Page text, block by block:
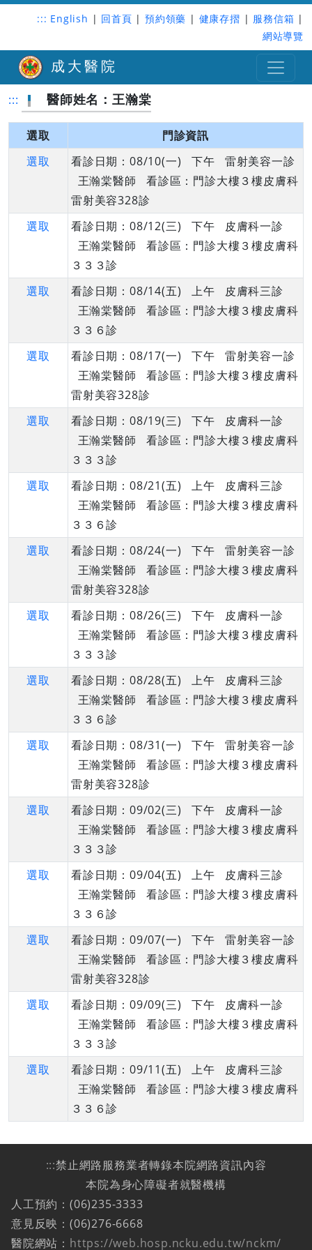
::: English | 回首頁 | 預約領藥 | 健康存摺 | 服務信箱 |
網站導覽
成大醫院
::: 醫師姓名：王瀚棠
選取
門診資訊
選取
看診日期：08/10(一) 下午 雷射美容一診
王瀚棠醫師 看診區：門診大樓３樓皮膚科
雷射美容328診
選取
看診日期：08/12(三) 下午 皮膚科一診
王瀚棠醫師 看診區：門診大樓３樓皮膚科
３３３診
選取
看診日期：08/14(五) 上午 皮膚科三診
王瀚棠醫師 看診區：門診大樓３樓皮膚科
３３６診
選取
看診日期：08/17(一) 下午 雷射美容一診
王瀚棠醫師 看診區：門診大樓３樓皮膚科
雷射美容328診
選取
看診日期：08/19(三) 下午 皮膚科一診
王瀚棠醫師 看診區：門診大樓３樓皮膚科
３３３診
選取
看診日期：08/21(五) 上午 皮膚科三診
王瀚棠醫師 看診區：門診大樓３樓皮膚科
３３６診
選取
看診日期：08/24(一) 下午 雷射美容一診
王瀚棠醫師 看診區：門診大樓３樓皮膚科
雷射美容328診
選取
看診日期：08/26(三) 下午 皮膚科一診
王瀚棠醫師 看診區：門診大樓３樓皮膚科
３３３診
選取
看診日期：08/28(五) 上午 皮膚科三診
王瀚棠醫師 看診區：門診大樓３樓皮膚科
３３６診
選取
看診日期：08/31(一) 下午 雷射美容一診
王瀚棠醫師 看診區：門診大樓３樓皮膚科
雷射美容328診
選取
看診日期：09/02(三) 下午 皮膚科一診
王瀚棠醫師 看診區：門診大樓３樓皮膚科
３３３診
選取
看診日期：09/04(五) 上午 皮膚科三診
王瀚棠醫師 看診區：門診大樓３樓皮膚科
３３６診
選取
看診日期：09/07(一) 下午 雷射美容一診
王瀚棠醫師 看診區：門診大樓３樓皮膚科
雷射美容328診
選取
看診日期：09/09(三) 下午 皮膚科一診
王瀚棠醫師 看診區：門診大樓３樓皮膚科
３３３診
選取
看診日期：09/11(五) 上午 皮膚科三診
王瀚棠醫師 看診區：門診大樓３樓皮膚科
３３６診
:::禁止網路服務業者轉錄本院網路資訊內容
本院為身心障礙者就醫機構
人工預約：(06)235-3333
意見反映：(06)276-6668
醫院網站： https://web.hosp.ncku.edu.tw/nckm/